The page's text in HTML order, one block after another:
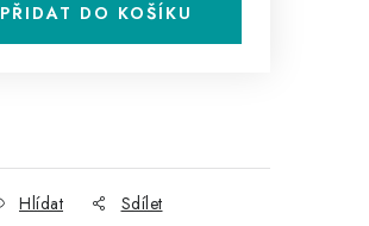
PŘIDAT DO KOŠÍKU
Hlídat Sdílet